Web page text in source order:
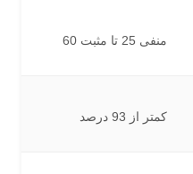
منفی 25 تا مثبت 60
کمتر از 93 درصد